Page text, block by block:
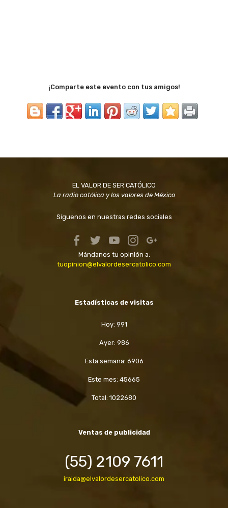
¡Comparte este evento con tus amigos!
EL VALOR DE SER CATÓLICO
La radio católica y los valores de México
Síguenos en nuestras redes sociales
Mándanos tu opinión a:
tuopinion@elvalordesercatolico.com
Estadísticas de visitas
Hoy: 991
Ayer: 986
Esta semana: 6906
Este mes: 45665
Total: 1022680
Ventas de publicidad
(55) 2109 7611
iraida@elvalordesercatolico.com